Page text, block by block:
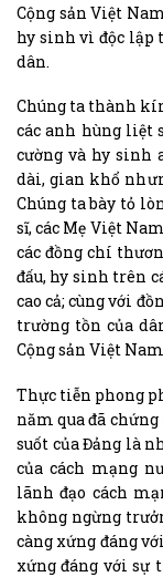
Cộng sản Việt
hy sinh vì độc lập
dân.
Chúng ta thành
các anh hùng liệt
cường và hy sinh
dài, gian khổ
Chúng ta bày tỏ
sĩ, các Mẹ Việt
các đồng chí
đấu, hy sinh trên
cao cả; cùng với
trường tồn của
Cộng sản Việt
Thực tiễn phong
năm qua đã
suốt của Đảng là
của cách mạng
lãnh đạo cách
không ngừng
càng xứng đáng
xứng đáng với sự